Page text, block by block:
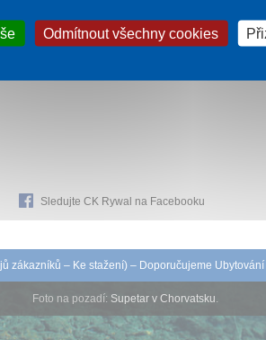
Sledujte CK Rywal na Facebooku
zákazníků – Ke stažení) – Doporučujeme
Foto na pozadí: Supetar v Chorvatsku.
Odmítnout všechny cookies